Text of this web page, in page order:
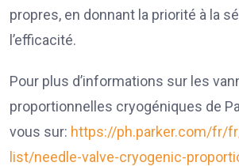
propres, en donnant la priorité à la
l’efficacité.
Pour plus d’informations sur les
proportionnelles cryogéniques de
vous sur: https://ph.parker.com/fr/
list/needle-valve-cryogenic-